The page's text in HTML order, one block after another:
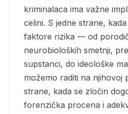
kriminalaca ima važne
celini. S jedne strane,
faktore rizika — od
neurobioloških smetnji,
supstanci, do ideološke
možemo raditi na njihovoj
strane, kada se zločin
forenzička procena i